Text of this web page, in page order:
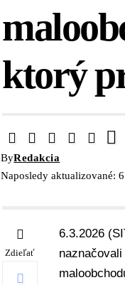
ktorý
Naposledy aktualizované:
ByRedakcia
Zdieľať
6.3.2026